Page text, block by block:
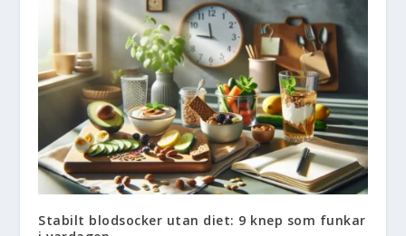
Stabilt blodsocker utan diet: 9 knep som funkar